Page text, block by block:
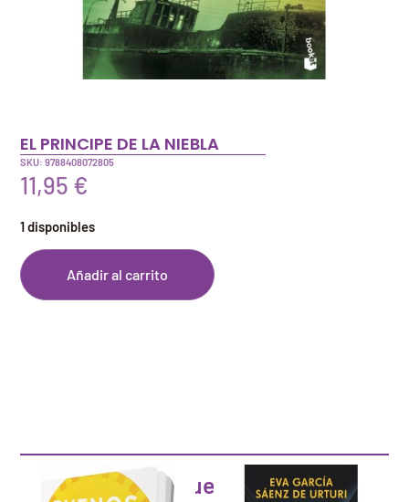
EL PRINCIPE DE LA NIEBLA
SKU: 9788408072805
11,95 €
1 disponibles
Añadir al carrito
Artículos que pueden interesarte